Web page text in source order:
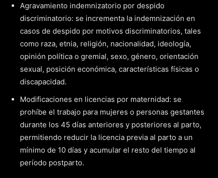
Agravamiento indemnizatorio por despido
discriminatorio: se incrementa la indemnización en
casos de despido por motivos discriminatorios, tales
como raza, etnia, religión, nacionalidad, ideología,
opinión política o gremial, sexo, género, orientación
sexual, posición económica, características físicas o
discapacidad.
Modificaciones en licencias por maternidad: se
prohíbe el trabajo para mujeres o personas gestantes
durante los 45 días anteriores y posteriores al parto,
permitiendo reducir la licencia previa al parto a un
mínimo de 10 días y acumular el resto del tiempo al
período postparto.